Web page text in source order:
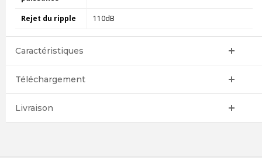
Rejet du ripple 110dB
Caractéristiques
Téléchargement
Livraison